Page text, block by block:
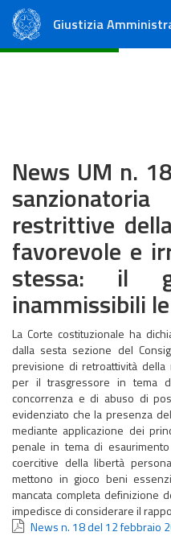
Giustizia
News UM n.
restrittive
favorevole e
stessa: il
inammissibili
La Corte costituzionale ha
dalla sesta sezione del
previsione di retroattività della
per il trasgressore in tema
concorrenza e di abuso di
evidenziato che la presenza
mediante applicazione dei
penale in tema di
coercitive della libertà
mettono in gioco beni
mancata completa definizione
impedisce di considerare il
News n. 18 del 12 febbraio